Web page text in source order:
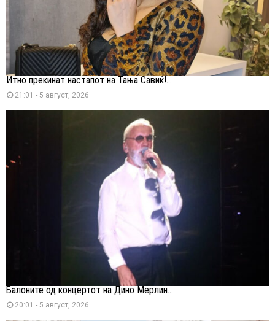
Итно прекинат настапот на Тања Савиќ!...
21:01 - 5 август, 2026
Балоните од концертот на Дино Мерлин...
20:01 - 5 август, 2026